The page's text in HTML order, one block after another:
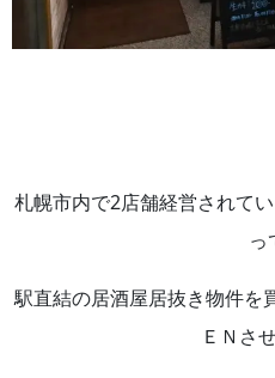
札幌市内で2店舗経営されて
っ
駅直結の居酒屋居抜き物件を
ＥＮさ